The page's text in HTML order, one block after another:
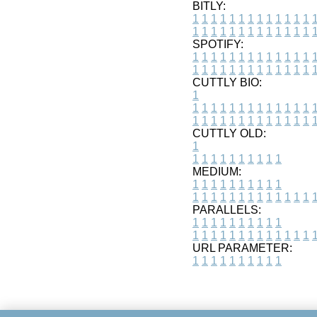
BITLY:
1 1 1 1 1 1 1 1 1 1 1 1 1 1
1 1 1 1 1 1 1 1 1 1 1 1 1 1
SPOTIFY:
1 1 1 1 1 1 1 1 1 1 1 1 1 1
1 1 1 1 1 1 1 1 1 1 1 1 1 1
CUTTLY BIO:
1
1 1 1 1 1 1 1 1 1 1 1 1 1 1
1 1 1 1 1 1 1 1 1 1 1 1 1 1
CUTTLY OLD:
1
1 1 1 1 1 1 1 1 1 1
MEDIUM:
1 1 1 1 1 1 1 1 1 1
1 1 1 1 1 1 1 1 1 1 1 1 1 1
PARALLELS:
1 1 1 1 1 1 1 1 1 1
1 1 1 1 1 1 1 1 1 1 1 1 1 1
URL PARAMETER:
1 1 1 1 1 1 1 1 1 1